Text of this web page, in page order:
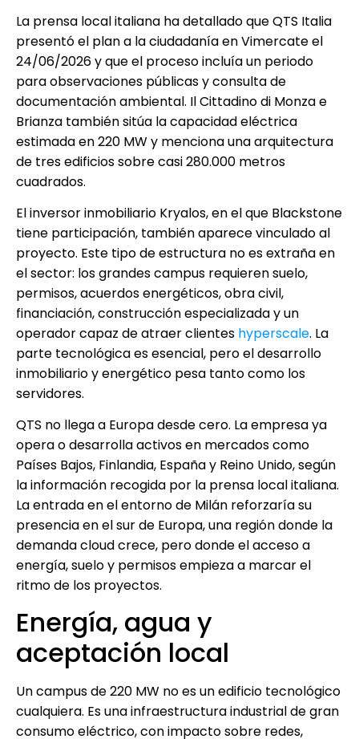
La prensa local italiana ha detallado que QTS Italia
presentó el plan a la ciudadanía en Vimercate el
24/06/2026 y que el proceso incluía un periodo
para observaciones públicas y consulta de
documentación ambiental. Il Cittadino di Monza e
Brianza también sitúa la capacidad eléctrica
estimada en 220 MW y menciona una arquitectura
de tres edificios sobre casi 280.000 metros
cuadrados.
El inversor inmobiliario Kryalos, en el que Blackstone
tiene participación, también aparece vinculado al
proyecto. Este tipo de estructura no es extraña en
el sector: los grandes campus requieren suelo,
permisos, acuerdos energéticos, obra civil,
financiación, construcción especializada y un
operador capaz de atraer clientes hyperscale. La
parte tecnológica es esencial, pero el desarrollo
inmobiliario y energético pesa tanto como los
servidores.
QTS no llega a Europa desde cero. La empresa ya
opera o desarrolla activos en mercados como
Países Bajos, Finlandia, España y Reino Unido, según
la información recogida por la prensa local italiana.
La entrada en el entorno de Milán reforzaría su
presencia en el sur de Europa, una región donde la
demanda cloud crece, pero donde el acceso a
energía, suelo y permisos empieza a marcar el
ritmo de los proyectos.
Energía, agua y
aceptación local
Un campus de 220 MW no es un edificio tecnológico
cualquiera. Es una infraestructura industrial de gran
consumo eléctrico, con impacto sobre redes,